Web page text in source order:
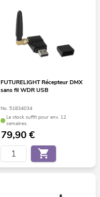
FUTURELIGHT Récepteur DMX
sans fil WDR USB
No. 51834034
Le stock suffit pour env. 12
semaines.
79,90€